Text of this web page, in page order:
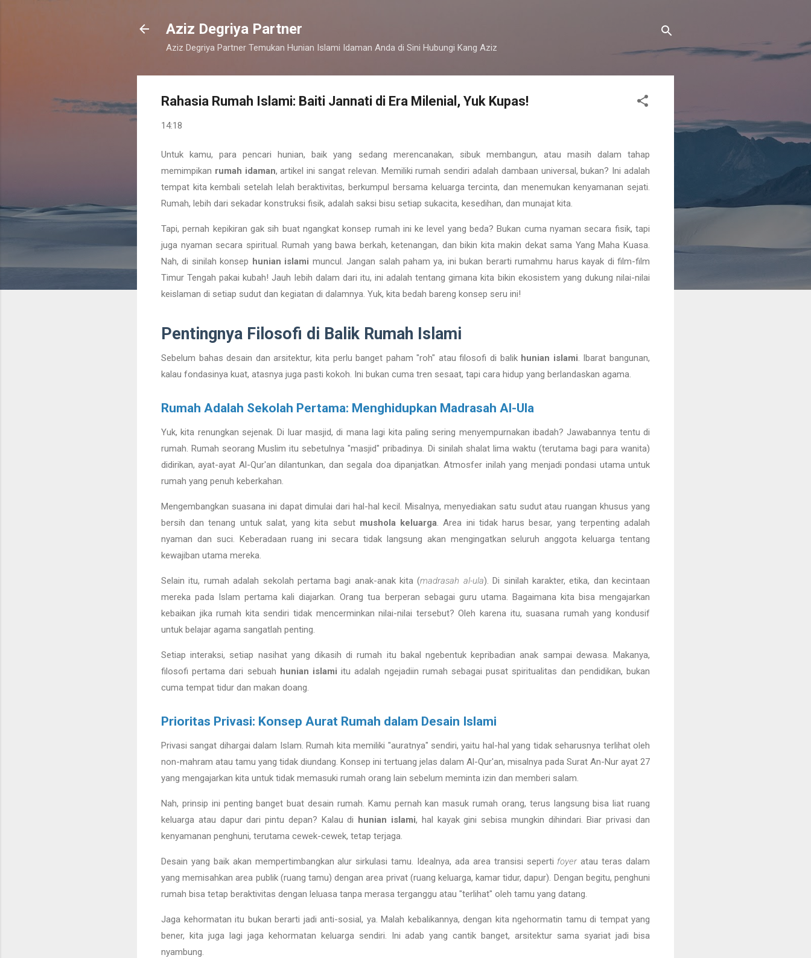
Aziz Degriya Partner
Aziz Degriya Partner Temukan Hunian Islami Idaman Anda di Sini Hubungi Kang Aziz
Rahasia Rumah Islami: Baiti Jannati di Era Milenial, Yuk Kupas!
14:18
Untuk kamu, para pencari hunian, baik yang sedang merencanakan, sibuk membangun, atau masih dalam tahap
memimpikan rumah idaman, artikel ini sangat relevan. Memiliki rumah sendiri adalah dambaan universal, bukan? Ini adalah
tempat kita kembali setelah lelah beraktivitas, berkumpul bersama keluarga tercinta, dan menemukan kenyamanan sejati.
Rumah, lebih dari sekadar konstruksi fisik, adalah saksi bisu setiap sukacita, kesedihan, dan munajat kita.
Tapi, pernah kepikiran gak sih buat ngangkat konsep rumah ini ke level yang beda? Bukan cuma nyaman secara fisik, tapi
juga nyaman secara spiritual. Rumah yang bawa berkah, ketenangan, dan bikin kita makin dekat sama Yang Maha Kuasa.
Nah, di sinilah konsep hunian islami muncul. Jangan salah paham ya, ini bukan berarti rumahmu harus kayak di film-film
Timur Tengah pakai kubah! Jauh lebih dalam dari itu, ini adalah tentang gimana kita bikin ekosistem yang dukung nilai-nilai
keislaman di setiap sudut dan kegiatan di dalamnya. Yuk, kita bedah bareng konsep seru ini!
Pentingnya Filosofi di Balik Rumah Islami
Sebelum bahas desain dan arsitektur, kita perlu banget paham "roh" atau filosofi di balik hunian islami . Ibarat bangunan,
kalau fondasinya kuat, atasnya juga pasti kokoh. Ini bukan cuma tren sesaat, tapi cara hidup yang berlandaskan agama.
Rumah Adalah Sekolah Pertama: Menghidupkan Madrasah Al-Ula
Yuk, kita renungkan sejenak. Di luar masjid, di mana lagi kita paling sering menyempurnakan ibadah? Jawabannya tentu di
rumah. Rumah seorang Muslim itu sebetulnya "masjid" pribadinya. Di sinilah shalat lima waktu (terutama bagi para wanita)
didirikan, ayat-ayat Al-Qur'an dilantunkan, dan segala doa dipanjatkan. Atmosfer inilah yang menjadi pondasi utama untuk
rumah yang penuh keberkahan.
Mengembangkan suasana ini dapat dimulai dari hal-hal kecil. Misalnya, menyediakan satu sudut atau ruangan khusus yang
bersih dan tenang untuk salat, yang kita sebut mushola keluarga . Area ini tidak harus besar, yang terpenting adalah
nyaman dan suci. Keberadaan ruang ini secara tidak langsung akan mengingatkan seluruh anggota keluarga tentang
kewajiban utama mereka.
Selain itu, rumah adalah sekolah pertama bagi anak-anak kita (madrasah al-ula). Di sinilah karakter, etika, dan kecintaan
mereka pada Islam pertama kali diajarkan. Orang tua berperan sebagai guru utama. Bagaimana kita bisa mengajarkan
kebaikan jika rumah kita sendiri tidak mencerminkan nilai-nilai tersebut? Oleh karena itu, suasana rumah yang kondusif
untuk belajar agama sangatlah penting.
Setiap interaksi, setiap nasihat yang dikasih di rumah itu bakal ngebentuk kepribadian anak sampai dewasa. Makanya,
filosofi pertama dari sebuah hunian islami itu adalah ngejadiin rumah sebagai pusat spiritualitas dan pendidikan, bukan
cuma tempat tidur dan makan doang.
Prioritas Privasi: Konsep Aurat Rumah dalam Desain Islami
Privasi sangat dihargai dalam Islam. Rumah kita memiliki "auratnya" sendiri, yaitu hal-hal yang tidak seharusnya terlihat oleh
non-mahram atau tamu yang tidak diundang. Konsep ini tertuang jelas dalam Al-Qur'an, misalnya pada Surat An-Nur ayat 27
yang mengajarkan kita untuk tidak memasuki rumah orang lain sebelum meminta izin dan memberi salam.
Nah, prinsip ini penting banget buat desain rumah. Kamu pernah kan masuk rumah orang, terus langsung bisa liat ruang
keluarga atau dapur dari pintu depan? Kalau di hunian islami, hal kayak gini sebisa mungkin dihindari. Biar privasi dan
kenyamanan penghuni, terutama cewek-cewek, tetap terjaga.
Desain yang baik akan mempertimbangkan alur sirkulasi tamu. Idealnya, ada area transisi seperti foyeratau teras dalam
yang memisahkan area publik (ruang tamu) dengan area privat (ruang keluarga, kamar tidur, dapur). Dengan begitu, penghuni
rumah bisa tetap beraktivitas dengan leluasa tanpa merasa terganggu atau "terlihat" oleh tamu yang datang.
Jaga kehormatan itu bukan berarti jadi anti-sosial, ya. Malah kebalikannya, dengan kita ngehormatin tamu di tempat yang
bener, kita juga lagi jaga kehormatan keluarga sendiri. Ini adab yang cantik banget, arsitektur sama syariat jadi bisa
nyambung.